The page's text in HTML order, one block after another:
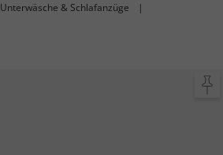
Unterwäsche & Schlafanzüge
|